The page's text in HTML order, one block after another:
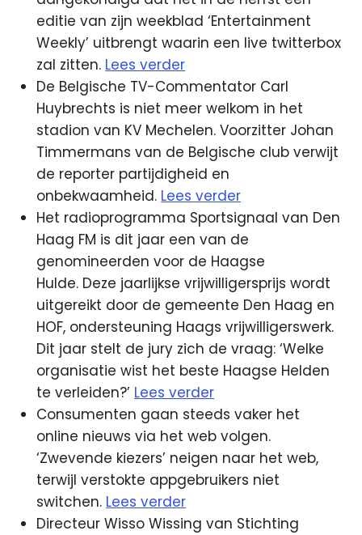
editie van zijn weekblad ‘Entertainment
Weekly’ uitbrengt waarin een live twitterbox
zal zitten. Lees verder
De Belgische TV-Commentator Carl
Huybrechts is niet meer welkom in het
stadion van KV Mechelen. Voorzitter Johan
Timmermans van de Belgische club verwijt
de reporter partijdigheid en
onbekwaamheid. Lees verder
Het radioprogramma Sportsignaal van Den
Haag FM is dit jaar een van de
genomineerden voor de Haagse
Hulde. Deze jaarlijkse vrijwilligersprijs wordt
uitgereikt door de gemeente Den Haag en
HOF, ondersteuning Haags vrijwilligerswerk.
Dit jaar stelt de jury zich de vraag: ‘Welke
organisatie wist het beste Haagse Helden
te verleiden?’ Lees verder
Consumenten gaan steeds vaker het
online nieuws via het web volgen.
‘Zwevende kiezers’ neigen naar het web,
terwijl verstokte appgebruikers niet
switchen. Lees verder
Directeur Wisso Wissing van Stichting